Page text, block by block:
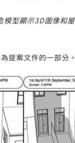
模型顯示3D圖像和
提案文件的一部分